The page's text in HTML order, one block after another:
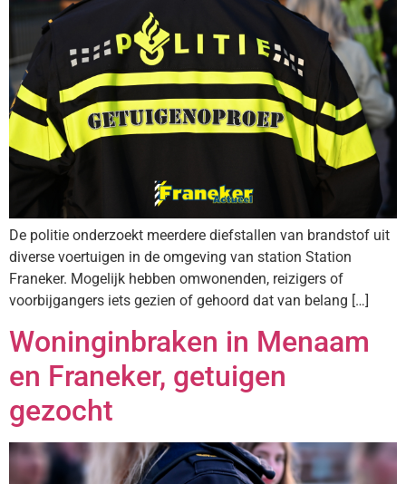
De politie onderzoekt meerdere diefstallen van brandstof uit
diverse voertuigen in de omgeving van station Station
Franeker. Mogelijk hebben omwonenden, reizigers of
voorbijgangers iets gezien of gehoord dat van belang […]
Woninginbraken in Menaam
en Franeker, getuigen
gezocht